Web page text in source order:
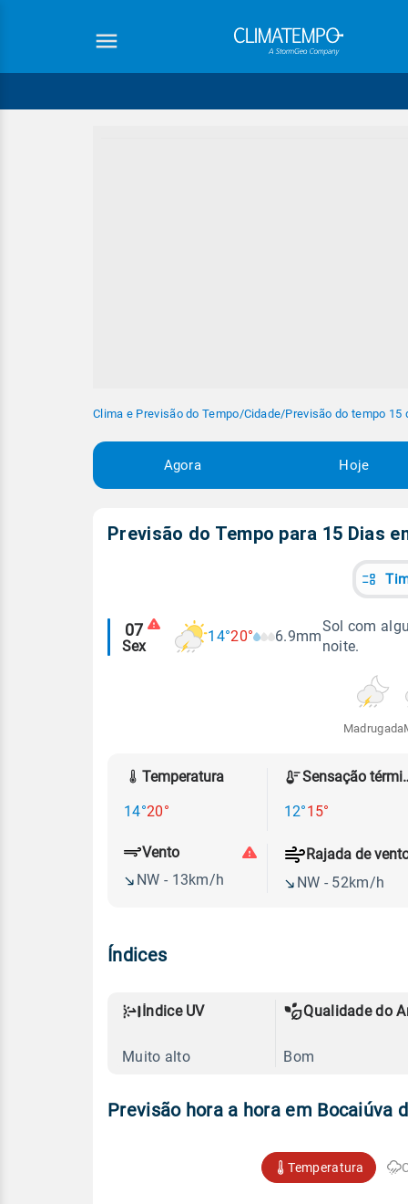
Clima e Previsão do Tempo/Cidade/Previsão do tempo 15
Agora Hoje
Previsão do Tempo para 15 Dias
Alertas
meteorológicos
07
Sex
14°20° 6.9mm
Sol com
noite.
Madrugada
Temperatura
14°20°
12°15°
Vento
NW - 13km/h
Rajada de
NW - 52km/h
Índices
Índice UV
Muito alto
Qualidade do
Bom
Previsão hora a hora em Bocaiúva
Temperatura